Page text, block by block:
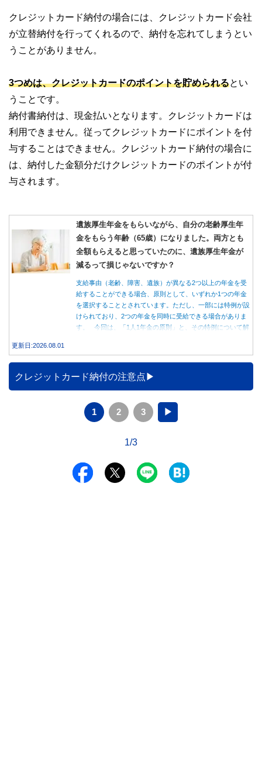
クレジットカード納付の場合には、クレジットカード会社
が立替納付を行ってくれるので、納付を忘れてしまうとい
うことがありません。
3つめは、クレジットカードのポイントを貯められるとい
うことです。
納付書納付は、現金払いとなります。クレジットカードは
利用できません。従ってクレジットカードにポイントを付
与することはできません。クレジットカード納付の場合に
は、納付した金額分だけクレジットカードのポイントが付
与されます。
遺族厚生年金をもらいながら、自分の老齢厚生年
金をもらう年齢（65歳）になりました。両方とも
全額もらえると思っていたのに、遺族厚生年金が
減るって損じゃないですか？
支給事由（老齢、障害、遺族）が異なる2つ以上の年金を受
給することができる場合、原則として、いずれか1つの年金
を選択することとされています。ただし、一部には特例が設
けられており、2つの年金を同時に受給できる場合がありま
す。 今回は、「1人1年金の原則」と、その特例について解
更新日:2026.08.01
クレジットカード納付の注意点
1 2 3 ▶
1/3